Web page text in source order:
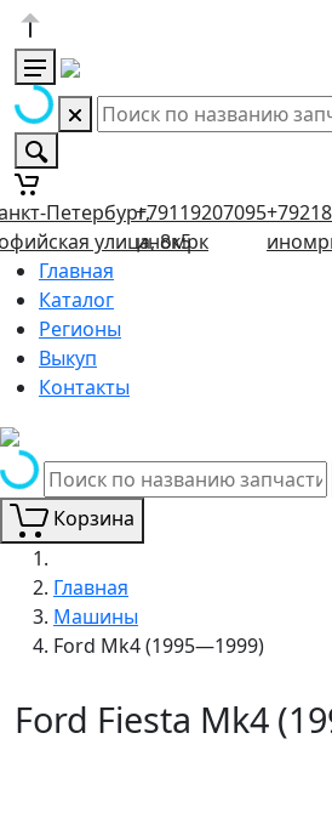
Петербург,
улица, 8к5
+79119207095
иномрк
Главная
Каталог
Регионы
Выкуп
Контакты
Корзина
Главная
Машины
Ford Mk4 (1995—1999)
Ford Fiesta Mk4